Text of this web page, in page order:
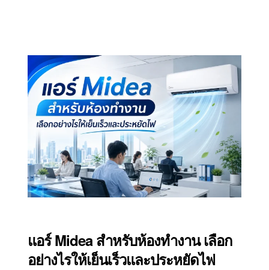
แอร์ Midea สำหรับห้องทำงาน เลือก
อย่างไรให้เย็นเร็วและประหยัดไฟ